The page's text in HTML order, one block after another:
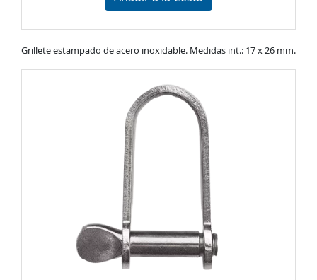
Grillete estampado de acero inoxidable. Medidas int.: 17 x 26 mm.